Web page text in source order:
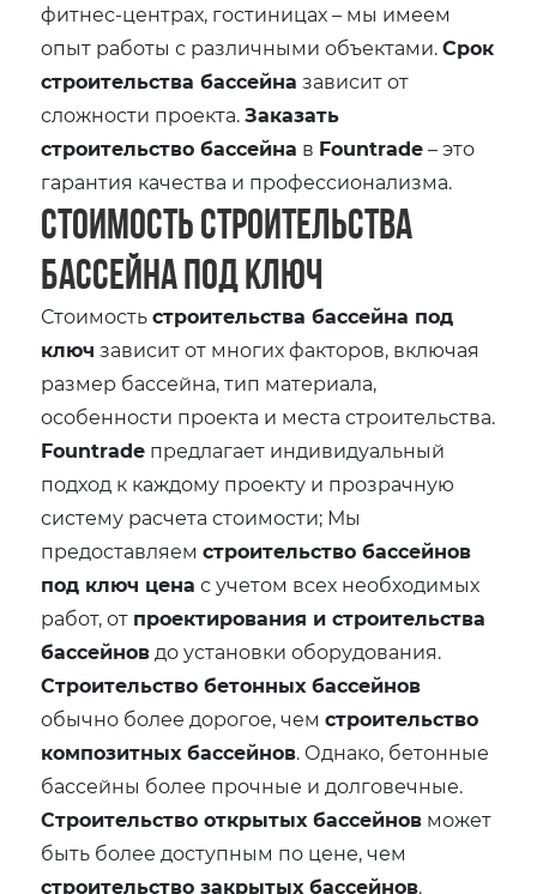
фитнес-центрах, гостиницах – мы имеем
опыт работы с различными объектами.Срок
строительства бассейна зависит от
сложности проекта.Заказать
строительство бассейна в Fountrade– это
гарантия качества и профессионализма.
Стоимость строительства
бассейна под ключ
Стоимостьстроительства бассейна под
ключ зависит от многих факторов, включая
размер бассейна, тип материала,
особенности проекта и места строительства.
Fountrade предлагает индивидуальный
подход к каждому проекту и прозрачную
систему расчета стоимости; Мы
предоставляемстроительство бассейнов
под ключ цена с учетом всех необходимых
работ, от проектирования и строительства
бассейнов до установки оборудования.
Строительство бетонных бассейнов
обычно более дорогое, чемстроительство
композитных бассейнов. Однако, бетонные
бассейны более прочные и долговечные.
Строительство открытых бассейнов может
быть более доступным по цене, чем
строительство закрытых бассейнов.